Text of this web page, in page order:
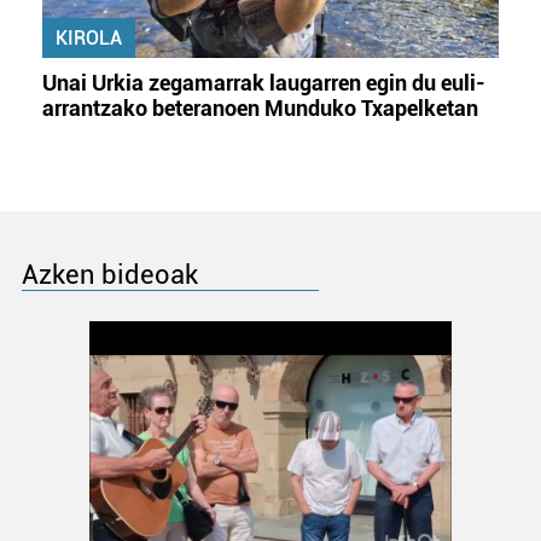
KIROLA
Unai Urkia zegamarrak laugarren egin du euli-
arrantzako beteranoen Munduko Txapelketan
Azken bideoak